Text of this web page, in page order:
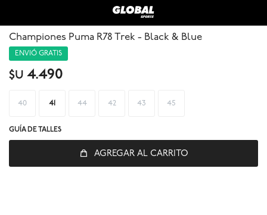
Championes Puma R78 Trek - Black & Blue
ENVIÓ GRATIS
$U 4.490
40 41 44 42 43 45
GUÍA DE TALLES
AGREGAR AL CARRITO
© Copyright 2026 / Global Sports